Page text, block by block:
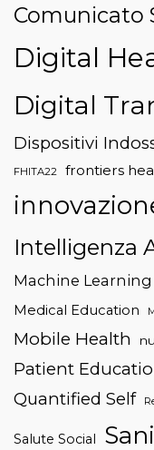
Comunicato
Digital
Digital
Dispositivi
FHITA22 frontiers
Intelligenza
Machine Learning
Medical Education
Mobile Health
Patient
Quantified Self
Salute Social